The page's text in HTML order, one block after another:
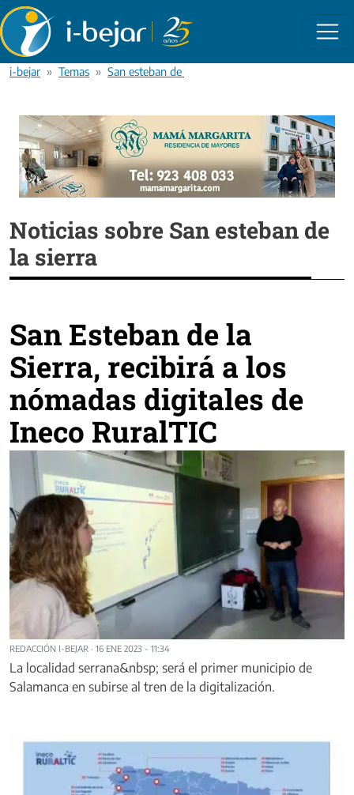
Pasar al contenido principal
i-bejar Temas San esteban de la sierra
Noticias sobre San esteban de
la sierra
San Esteban de la
Sierra, recibirá a los
nómadas digitales de
Ineco RuralTIC
REDACCIÓN I-BEJAR · 16 ENE 2023 - 11:34
La localidad serrana&nbsp; será el primer municipio de
Salamanca en subirse al tren de la digitalización.